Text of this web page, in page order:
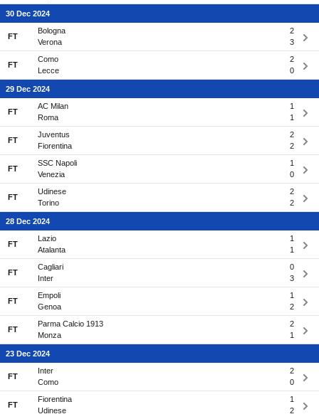
30 Dec 2024
FT
Bologna
2
Verona
3
FT
Como
2
Lecce
0
29 Dec 2024
FT
AC Milan
1
Roma
1
FT
Juventus
2
Fiorentina
2
FT
SSC Napoli
1
Venezia
0
FT
Udinese
2
Torino
2
28 Dec 2024
FT
Lazio
1
Atalanta
1
FT
Cagliari
0
Inter
3
FT
Empoli
1
Genoa
2
FT
Parma Calcio 1913
2
Monza
1
23 Dec 2024
FT
Inter
2
Como
0
FT
Fiorentina
1
Udinese
2